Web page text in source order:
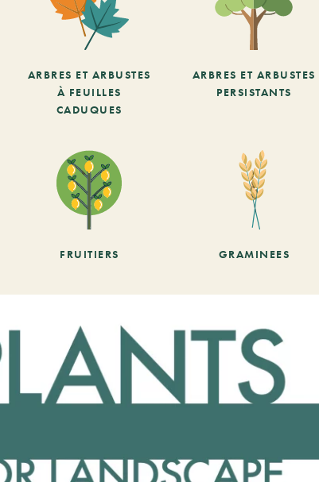
ARBRES ET ARBUSTES
À FEUILLES
CADUQUES
ARBRES ET ARBUSTES
PERSISTANTS
FRUITIERS GRAMINEES